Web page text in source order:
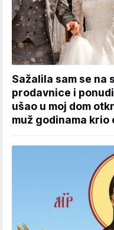
Sažalila sam se na
prodavnice i
ušao u moj dom
muž godinama krio